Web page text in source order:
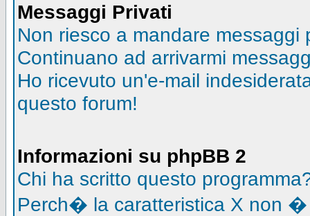
Messaggi Privati
Non riesco a mandare messaggi
Continuano ad arrivarmi
Ho ricevuto un'e-mail
questo forum!
Informazioni su phpBB 2
Chi ha scritto questo
Perch� la caratteristica X non �